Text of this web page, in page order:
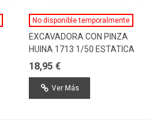
No disponible temporalmente
EXCAVADORA CON PINZA
HUINA 1713 1/50 ESTATICA
18,95 €
Ver Más